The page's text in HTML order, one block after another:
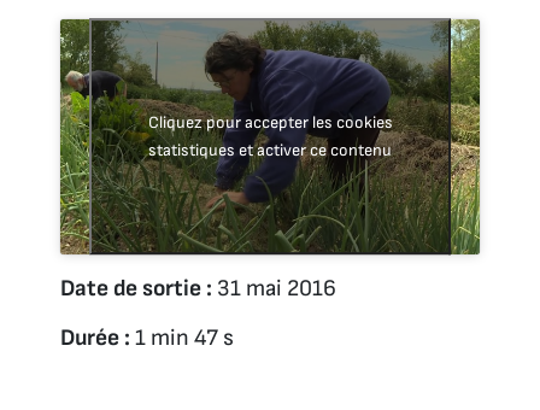
Cliquez pour accepter les cookies
statistiques et activer ce contenu
Date de sortie : 31 mai 2016
Durée : 1 min 47 s